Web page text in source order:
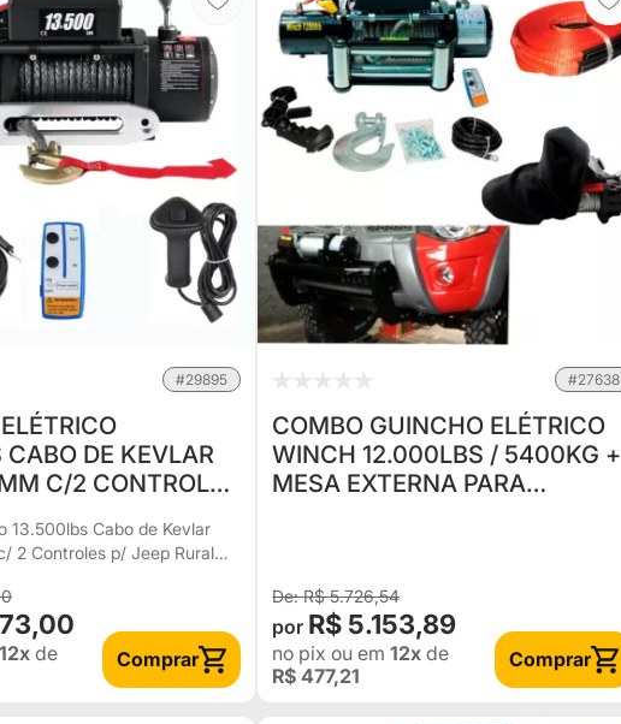
#29895
DE KEVLAR
C/2 CONTROLES
BANDEIRANTES
13.500lbs Cabo de Kevlar
12x de
Comprar
#27638
COMBO GUINCHO ELÉTRICO
WINCH 12.000LBS / 5400KG +
MESA EXTERNA PARA
R$ 5.726,54
R$ 5.153,89
no pix ou em12x de
R$ 477,21
Comprar